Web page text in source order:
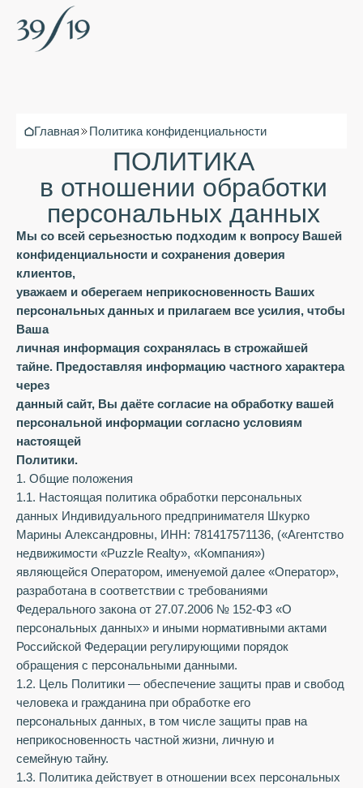
Главная Политика конфиденциальности
ПОЛИТИКА
в отношении обработки
персональных данных
Мы со всей серьезностью подходим к вопросу Вашей
конфиденциальности и сохранения доверия
клиентов,
уважаем и оберегаем неприкосновенность Ваших
персональных данных и прилагаем все усилия, чтобы
Ваша
личная информация сохранялась в строжайшей
тайне. Предоставляя информацию частного характера
через
данный сайт, Вы даёте согласие на обработку вашей
персональной информации согласно условиям
настоящей
Политики.
1. Общие положения
1.1. Настоящая политика обработки персональных
данных Индивидуального предпринимателя Шкурко
Марины Александровны, ИНН: 781417571136, («Агентство
недвижимости «Puzzle Realty», «Компания»)
являющейся Оператором, именуемой далее «Оператор»,
разработана в соответствии с требованиями
Федерального закона от 27.07.2006 № 152-ФЗ «О
персональных данных» и иными нормативными актами
Российской Федерации регулирующими порядок
обращения с персональными данными.
1.2. Цель Политики — обеспечение защиты прав и свобод
человека и гражданина при обработке его
персональных данных, в том числе защиты прав на
неприкосновенность частной жизни, личную и
семейную тайну.
1.3. Политика действует в отношении всех персональных